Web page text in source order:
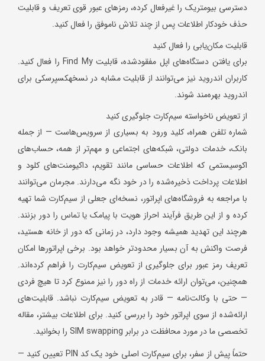
دسترسی بیومتریک را غیرفعال کرده، رمزهای عبور قوی تعریف و قابلیت
حذف خودکار اطلاعات پس از چند تلاش ناموفق را فعال کنید.
قابلیت مکان‌یابی را فعال کنید
برای یافتن دستگاه‌های اپل مفقودشده، قابلیت Find My را فعال کنید.
کاربران اندروید نیز می‌توانند از قابلیت مشابه در نسخهکسپرسکی برای
اندروید بهره‌مند شوند.
از تعویض ناخواسته سیم‌کارت جلوگیری کنید
شماره تلفن همراه، کلید ورود به بسیاری از سرویس‌هاست — از جمله
بانک، خدمات دولتی، شبکه‌های اجتماعی و مهم‌تر از همه، حساب‌های
اکوسیستمی که اطلاعات حساسی مانند تقویم، داکیومنت‌های کلود و
اطلاعات پرداخت ذخیره‌شده را در خود نگه می‌دارند. مجرمان می‌توانند
با مراجعه به فروشگاه‌های اپراتور، نسخه‌ای جعلی از سیم‌کارت شما تهیه
کرده و از این طریق فرآیند احراز هویت با پیامک یا تماس را دور بزنند.
هرچند این تهدید همیشه وجود دارد، در زمانی که دور از خانه هستید،
فرصت واکنش به آن بسیار محدودتر خواهد بود. برخی اپراتورها امکان
تعریف رمز عبور برای جلوگیری از تعویض سیم‌کارت را فراهم کرده‌اند.
همچنین، می‌توان ارائه خدمات از راه دور را نیز ممنوع کرد تا هیچ فردی
— حتی با وکالت‌نامه — قادر به تعویض سیم‌کارت نباشد. قابلیت‌های
ارائه‌شده از سوی اپراتور خود را بررسی کنید. برای اطلاعات بیشتر، مقاله
تخصصی ما در مورد محافظت در برابر SIM swapping را بخوانید.
حتماً پیش از سفر، برای سیم‌کارت اصلی خود یک کد PIN تعیین کنید —